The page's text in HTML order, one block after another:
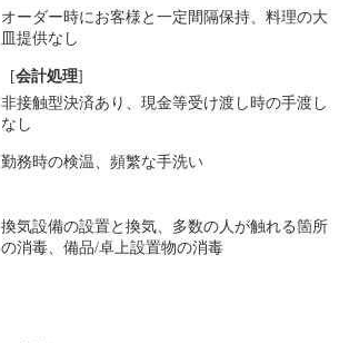
オーダー時にお客様と一定間隔保持
料理の大
皿提供なし
[会計処理]
非接触型決済あり
現金等受け渡し時の手渡し
なし
勤務時の検温 頻繁な手洗い
換気設備の設置と換気
多数の人が触れる箇所
の消毒
備品/卓上設置物の消毒